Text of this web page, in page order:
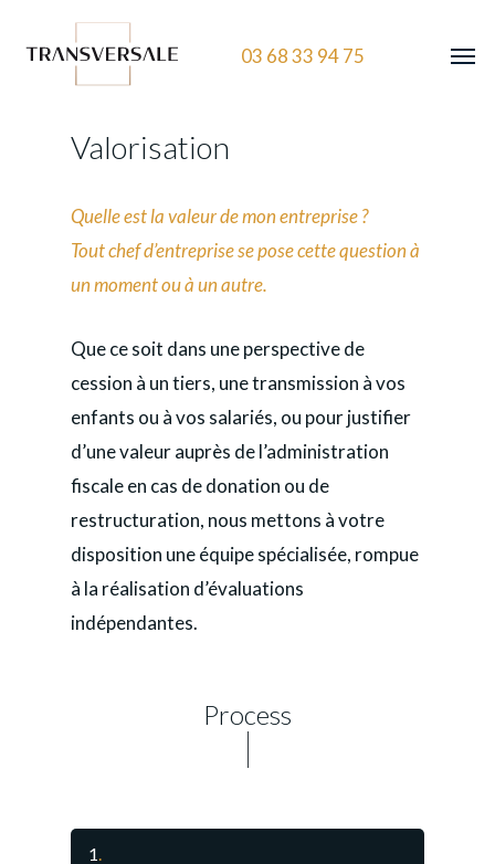
03 68 33 94 75
Valorisation
Quelle est la valeur de mon entreprise ?
Tout chef d’entreprise se pose cette question à
un moment ou à un autre.
Que ce soit dans une perspective de
cession à un tiers, une transmission à vos
enfants ou à vos salariés, ou pour justifier
d’une valeur auprès de l’administration
fiscale en cas de donation ou de
restructuration, nous mettons à votre
disposition une équipe spécialisée, rompue
à la réalisation d’évaluations
indépendantes.
Process
1